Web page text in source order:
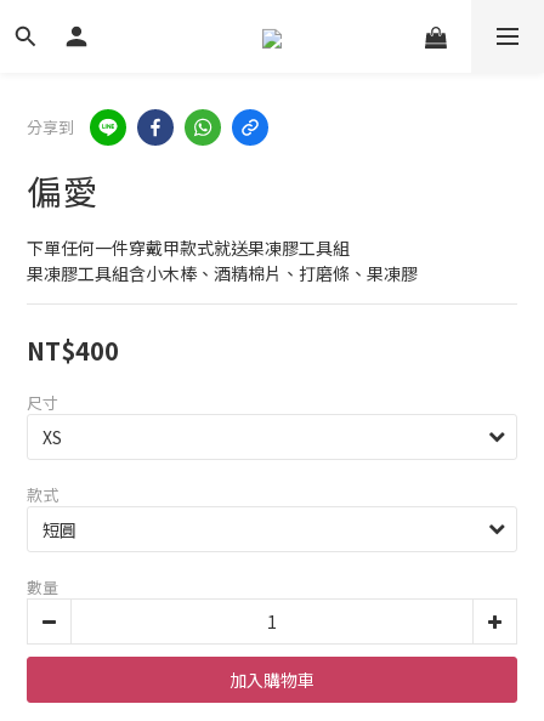
分享到
偏愛
下單任何一件穿戴甲款式就送果凍膠工具組
果凍膠工具組含小木棒、酒精棉片、打磨條、果凍膠
NT$400
尺寸
款式
數量
加入購物車